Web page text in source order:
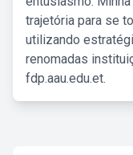
trajetória para se
utilizando
renomadas
fdp.aau.edu.et.